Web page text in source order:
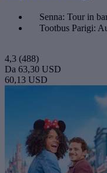
Senna: Tour in
Tootbus Parigi:
4,3 (488)
Da 63,30 USD
60,13 USD